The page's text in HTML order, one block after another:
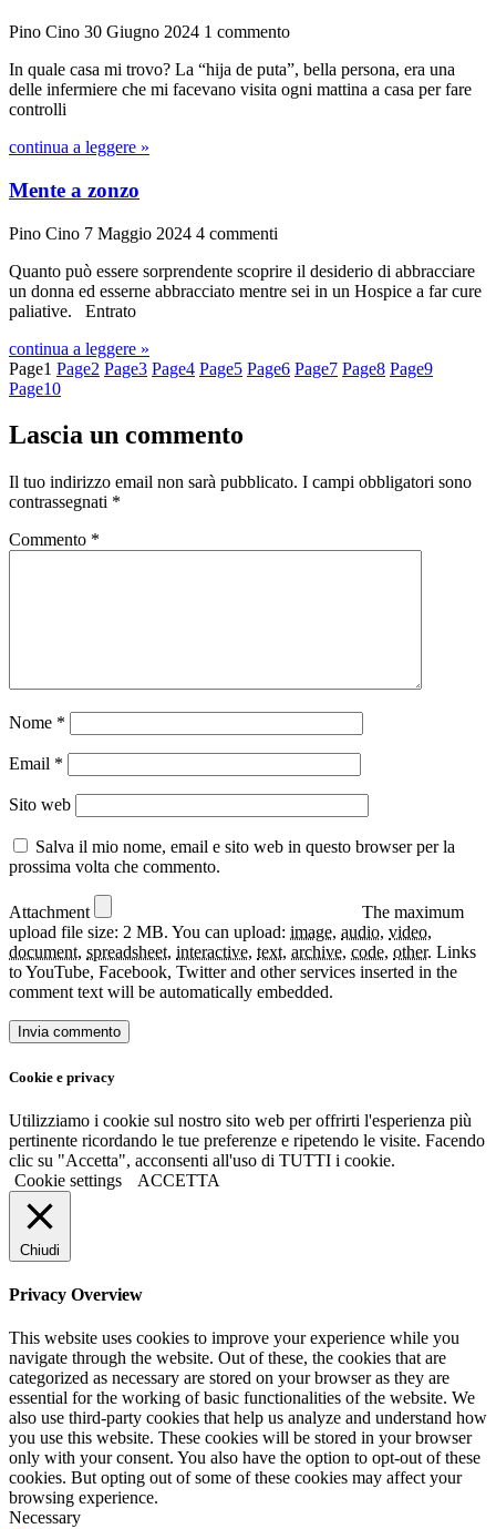
Pino Cino 30 Giugno 2024 1 commento
In quale casa mi trovo? La “hija de puta”, bella persona, era una
delle infermiere che mi facevano visita ogni mattina a casa per fare
controlli
continua a leggere »
Mente a zonzo
Pino Cino 7 Maggio 2024 4 commenti
Quanto può essere sorprendente scoprire il desiderio di abbracciare
un donna ed esserne abbracciato mentre sei in un Hospice a far cure
paliative. Entrato
continua a leggere »
Page1 Page2 Page3 Page4 Page5 Page6 Page7 Page8 Page9
Page10
Lascia un commento
Il tuo indirizzo email non sarà pubblicato. I campi obbligatori sono
contrassegnati *
Commento *
Nome *
Email *
Sito web
Salva il mio nome, email e sito web in questo browser per la
prossima volta che commento.
Attachment
The maximum
upload file size: 2 MB. You can upload: image, audio, video,
document, spreadsheet, interactive, text, archive, code, other. Links
to YouTube, Facebook, Twitter and other services inserted in the
comment text will be automatically embedded.
Cookie e privacy
Utilizziamo i cookie sul nostro sito web per offrirti l'esperienza più
pertinente ricordando le tue preferenze e ripetendo le visite. Facendo
clic su "Accetta", acconsenti all'uso di TUTTI i cookie.
Cookie settings
ACCETTA
Chiudi
Privacy Overview
This website uses cookies to improve your experience while you
navigate through the website. Out of these, the cookies that are
categorized as necessary are stored on your browser as they are
essential for the working of basic functionalities of the website. We
also use third-party cookies that help us analyze and understand how
you use this website. These cookies will be stored in your browser
only with your consent. You also have the option to opt-out of these
cookies. But opting out of some of these cookies may affect your
browsing experience.
Necessary